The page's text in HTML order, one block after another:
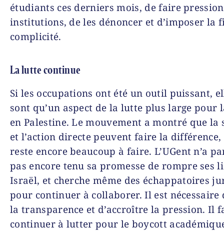
étudiants ces derniers mois, de faire
institutions, de les dénoncer et d’imposer la
complicité.
La lutte continue
Si les occupations ont été un outil puissant,
sont qu’un aspect de la lutte plus large pour
en Palestine. Le mouvement a montré que
et l’action directe peuvent faire la
reste encore beaucoup à faire. L’UGent n’a
pas encore tenu sa promesse de rompre ses
Israël, et cherche même des échappatoires
pour continuer à collaborer. Il est nécessaire
la transparence et d’accroître la pression. Il
continuer à lutter pour le boycott